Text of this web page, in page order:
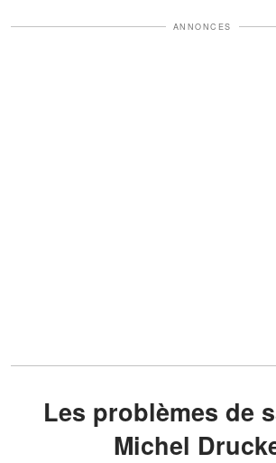
ANNONCES
Les problèmes de santé de
Michel